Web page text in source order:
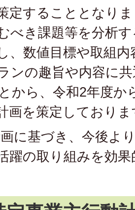
定することとなり
べき課題等を分析
、数値目標や取組
ンの趣旨や内容に
から、令和2年度か
画を策定しておりま
に基づき、今後よ
躍の取り組みを効